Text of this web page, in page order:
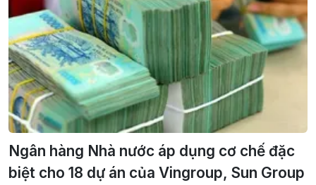
Ngân hàng Nhà nước áp dụng cơ chế đặc
biệt cho 18 dự án của Vingroup, Sun Group